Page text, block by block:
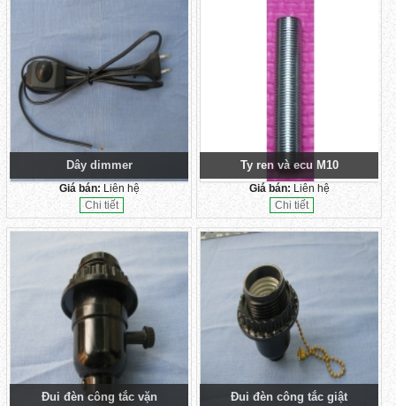
Dây dimmer
Giá bán: Liên hệ
Chi tiết
Ty ren và ecu M10
Giá bán: Liên hệ
Chi tiết
Đui đèn công tắc vặn Đui đèn công tắc giật